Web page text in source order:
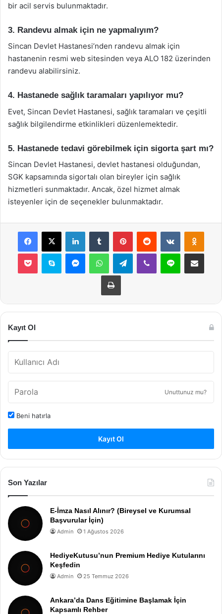
bir acil servis bulunmaktadır.
3. Randevu almak için ne yapmalıyım?
Sincan Devlet Hastanesi’nden randevu almak için
hastanenin resmi web sitesinden veya ALO 182 üzerinden
randevu alabilirsiniz.
4. Hastanede sağlık taramaları yapılıyor mu?
Evet, Sincan Devlet Hastanesi, sağlık taramaları ve çeşitli
sağlık bilgilendirme etkinlikleri düzenlemektedir.
5. Hastanede tedavi görebilmek için sigorta şart mı?
Sincan Devlet Hastanesi, devlet hastanesi olduğundan,
SGK kapsamında sigortalı olan bireyler için sağlık
hizmetleri sunmaktadır. Ancak, özel hizmet almak
isteyenler için de seçenekler bulunmaktadır.
Facebook
X LinkedInTumblr PinterestReddit VKontakte
Pocket Skype MessengerWhatsAppTelegramViber Line E-Posta ile
Yazdır
Kayıt Ol
Unuttunuz mu?
Beni hatırla
Kayıt Ol
Son Yazılar
E-İmza Nasıl Alınır? (Bireysel ve Kurumsal
Başvurular İçin)
Admin 1 Ağustos 2026
HediyeKutusu’nun Premium Hediye Kutularını
Keşfedin
Admin 25 Temmuz 2026
Ankara’da Dans Eğitimine Başlamak İçin
Kapsamlı Rehber